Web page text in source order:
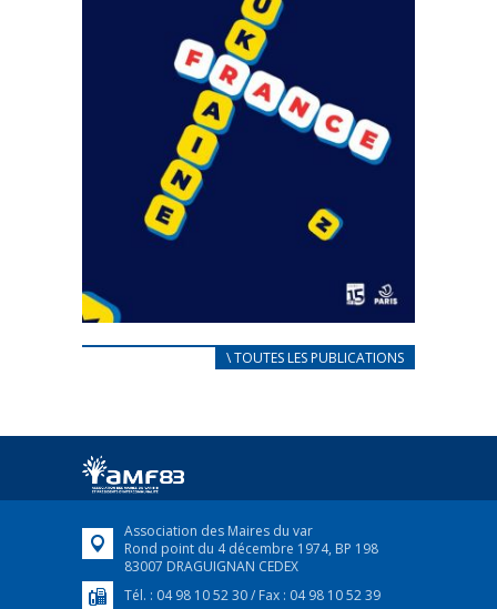
CARNET D’ACCUEIL
Afin d’accompagner au mieux les réfugiés
FEUILLETER
\ TOUTES LES PUBLICATIONS
Association des Maires du var
Rond point du 4 décembre 1974, BP 198
83007 DRAGUIGNAN CEDEX
Tél. : 04 98 10 52 30 / Fax : 04 98 10 52 39